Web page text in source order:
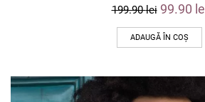
199.90lei 99.90
ADAUGĂ ÎN COȘ